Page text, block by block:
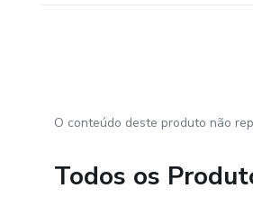
O conteúdo deste produto não
Todos os